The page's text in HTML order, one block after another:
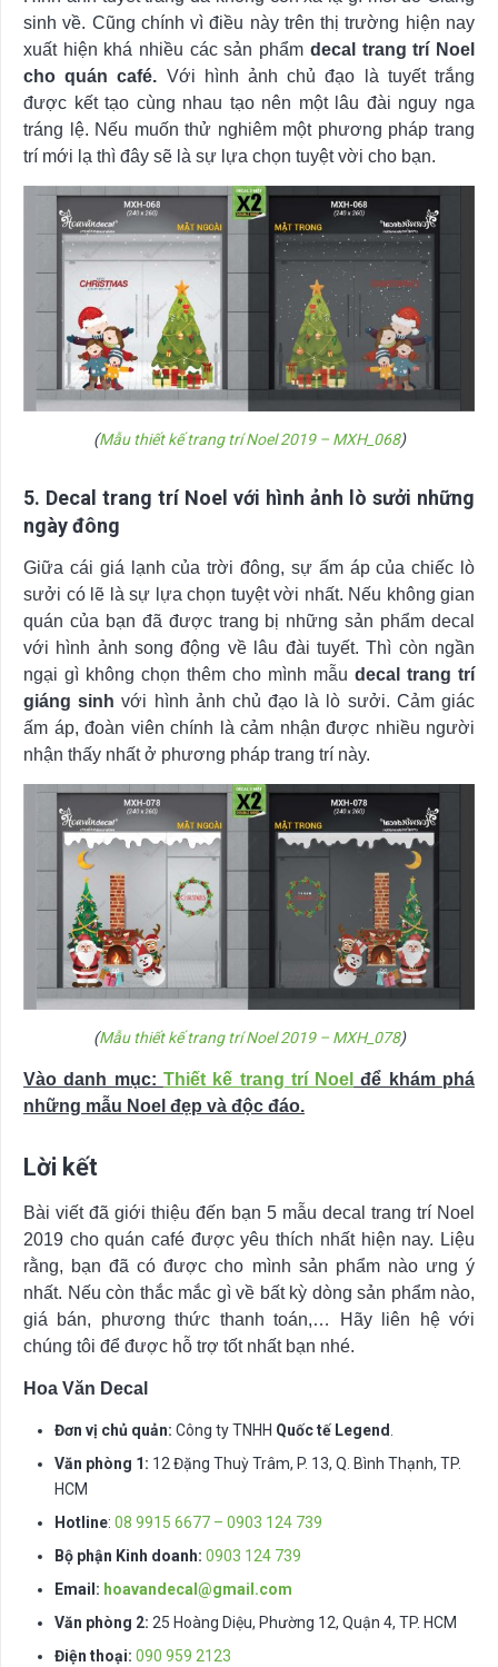
sinh về. Cũng chính vì điều này trên thị trường hiện nay
xuất hiện khá nhiều các sản phẩm decal trang trí Noel
cho quán café. Với hình ảnh chủ đạo là tuyết trắng
được kết tạo cùng nhau tạo nên một lâu đài nguy nga
tráng lệ. Nếu muốn thử nghiêm một phương pháp trang
trí mới lạ thì đây sẽ là sự lựa chọn tuyệt vời cho bạn.
(Mẫu thiết kế trang trí Noel 2019 – MXH_068)
5. Decal trang trí Noel với hình ảnh lò sưởi những
ngày đông
Giữa cái giá lạnh của trời đông, sự ấm áp của chiếc lò
sưởi có lẽ là sự lựa chọn tuyệt vời nhất. Nếu không gian
quán của bạn đã được trang bị những sản phẩm decal
với hình ảnh song động về lâu đài tuyết. Thì còn ngần
ngại gì không chọn thêm cho mình mẫu decal trang trí
giáng sinhvới hình ảnh chủ đạo là lò sưởi. Cảm giác
ấm áp, đoàn viên chính là cảm nhận được nhiều người
nhận thấy nhất ở phương pháp trang trí này.
(Mẫu thiết kế trang trí Noel 2019 – MXH_078)
Vào danh mục: Thiết kế trang trí Noel để khám phá
những mẫu Noel đẹp và độc đáo.
Lời kết
Bài viết đã giới thiệu đến bạn 5 mẫu decal trang trí Noel
2019 cho quán café được yêu thích nhất hiện nay. Liệu
rằng, bạn đã có được cho mình sản phẩm nào ưng ý
nhất. Nếu còn thắc mắc gì về bất kỳ dòng sản phẩm nào,
giá bán, phương thức thanh toán,… Hãy liên hệ với
chúng tôi để được hỗ trợ tốt nhất bạn nhé.
Hoa Văn Decal
Đơn vị chủ quản: Công ty TNHH Quốc tế Legend
Văn phòng 1: 12 Đặng Thuỳ Trâm, P. 13, Q. Bình Thạnh, TP.
HCM
Hotline: 08 9915 6677 – 0903 124 739
Bộ phận Kinh doanh: 0903 124 739
Email: hoavandecal@gmail.com
Văn phòng 2: 25 Hoàng Diệu, Phường 12, Quận 4, TP. HCM
Điện thoại: 090 959 2123